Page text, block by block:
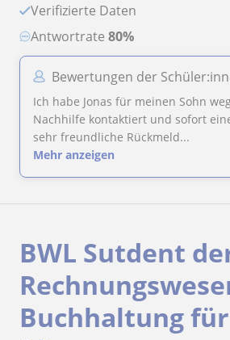
Verifizierte Daten
Antwortrate 80%
Bewertungen der
Ich habe Jonas für meinen Sohn
Nachhilfe kontaktiert und sofort
sehr freundliche Rückmeld...
Mehr anzeigen
BWL Sutdent
Buchhaltung